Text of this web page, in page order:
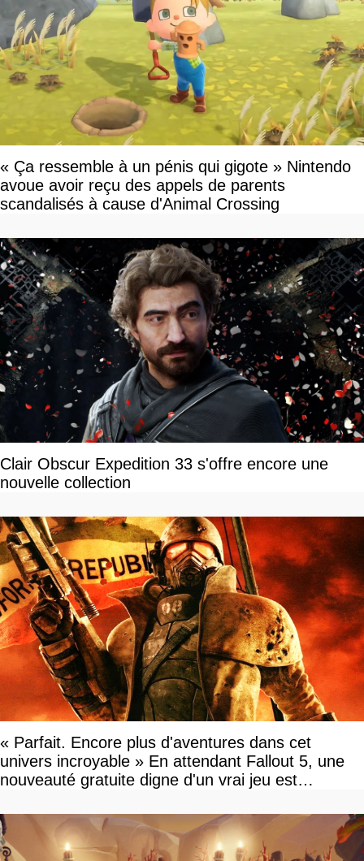
« Ça ressemble à un pénis qui gigote » Nintendo
avoue avoir reçu des appels de parents
scandalisés à cause d'Animal Crossing
Clair Obscur Expedition 33 s'offre encore une
nouvelle collection
« Parfait. Encore plus d'aventures dans cet
univers incroyable » En attendant Fallout 5, une
nouveauté gratuite digne d'un vrai jeu est